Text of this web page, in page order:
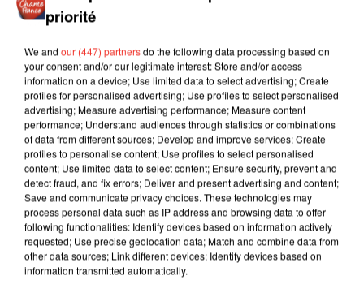
priorité
We and our (447) partnersdo the following data processing based on
your consent and/or our legitimate interest: Store and/or access
information on a device; Use limited data to select advertising; Create
profiles for personalised advertising; Use profiles to select personalised
advertising; Measure advertising performance; Measure content
performance; Understand audiences through statistics or combinations
of data from different sources; Develop and improve services; Create
profiles to personalise content; Use profiles to select personalised
content; Use limited data to select content; Ensure security, prevent and
detect fraud, and fix errors; Deliver and present advertising and content;
Save and communicate privacy choices. These technologies may
process personal data such as IP address and browsing data to offer
following functionalities: Identify devices based on information actively
requested; Use precise geolocation data; Match and combine data from
other data sources; Link different devices; Identify devices based on
information transmitted automatically.